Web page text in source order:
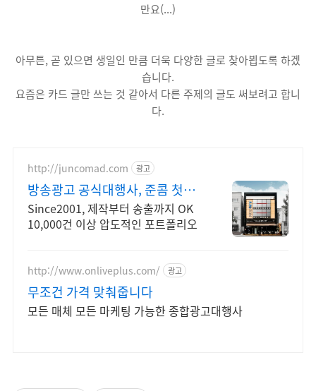
만요(...)
아무튼, 곧 있으면 생일인 만큼 더욱 다양한 글로 찾아뵙도록 하겠
습니다.
요즘은 카드 글만 쓰는 것 같아서 다른 주제의 글도 써보려고 합니
다.
http://juncomad.com 광고
방송광고 공식대행사, 준콤 첫광
고 진행시 20% 할인!
Since2001, 제작부터 송출까지 OK
10,000건 이상 압도적인 포트폴리오
http://www.onliveplus.com/ 광고
무조건 가격 맞춰줍니다
모든 매체 모든 마케팅 가능한 종합광고대행사